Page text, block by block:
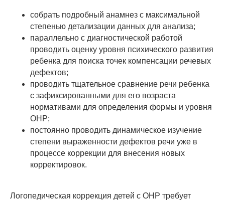
собрать подробный анамнез с максимальной
степенью детализации данных для анализа;
параллельно с диагностической работой
проводить оценку уровня психического развития
ребенка для поиска точек компенсации речевых
дефектов;
проводить тщательное сравнение речи ребенка
с зафиксированными для его возраста
нормативами для определения формы и уровня
ОНР;
постоянно проводить динамическое изучение
степени выраженности дефектов речи уже в
процессе коррекции для внесения новых
корректировок.
Логопедическая коррекция детей с ОНР требует